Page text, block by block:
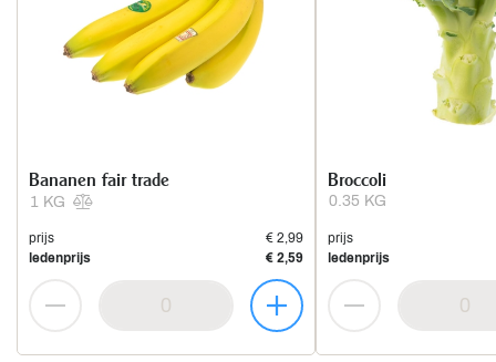
1 KG
Bananen fair trade
prijs
€ 2,99
ledenprijs
€ 2,59
0.35 KG
Broccoli
prijs
ledenprijs